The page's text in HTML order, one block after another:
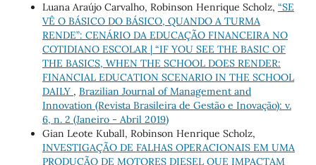
Luana Araújo Carvalho, Robinson Henrique Scholz, “SE
VÊ O BÁSICO DO BÁSICO, QUANDO A TURMA
RENDE”: CENÁRIO DA EDUCAÇÃO FINANCEIRA NO
COTIDIANO ESCOLAR | “IF YOU SEE THE BASIC OF
THE BASICS, WHEN THE SCHOOL DOES RENDER:
FINANCIAL EDUCATION SCENARIO IN THE SCHOOL
DAILY , Brazilian Journal of Management and
Innovation (Revista Brasileira de Gestão e Inovação): v.
6, n. 2 (Janeiro - Abril 2019)
Gian Leote Kuball, Robinson Henrique Scholz,
INVESTIGAÇÃO DE FALHAS OPERACIONAIS EM UMA
PRODUÇÃO DE MOTORES DIESEL QUE IMPACTAM